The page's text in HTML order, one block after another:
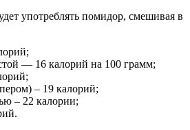
употреблять помидор, смешивая в
— 16 калорий на 100 грамм;
– 19 калорий;
– 22 калории;